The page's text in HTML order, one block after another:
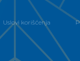
Uslovi korišćenja